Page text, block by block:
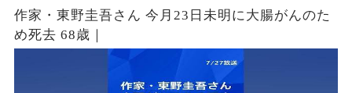
作家・東野圭吾さん 今月23日未明に大腸がんのた
め死去 68歳｜